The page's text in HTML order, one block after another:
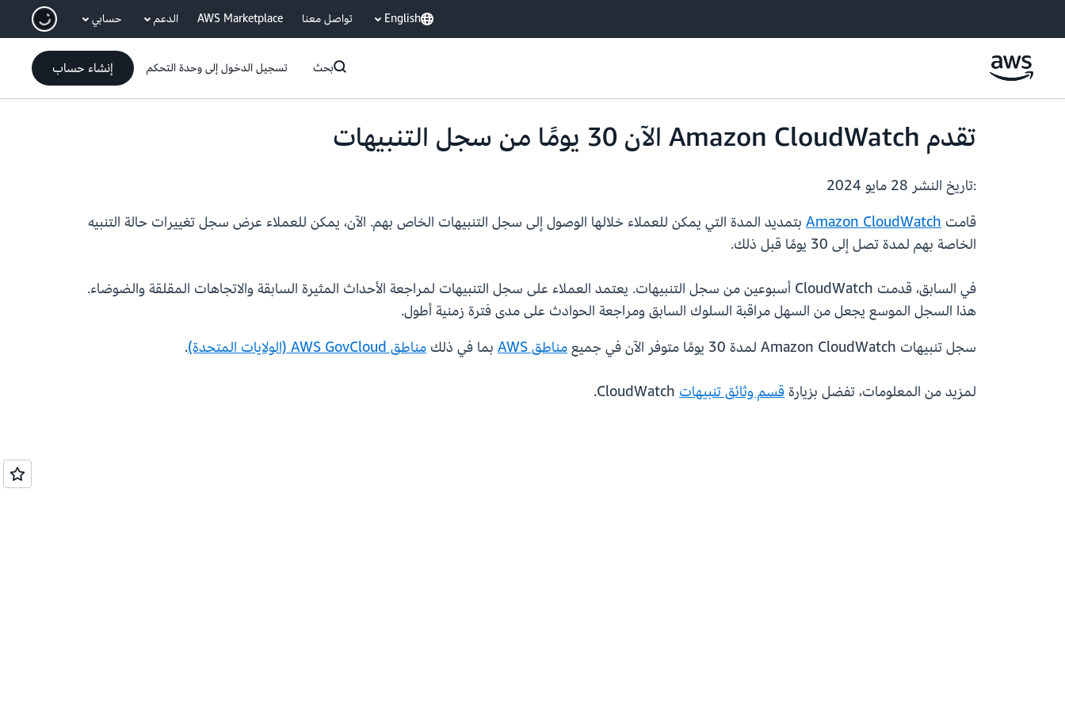
انتقل إلى المحتوى الرئيسي English تواصل معنا AWS Marketplace الدعم حسابي
بحث تسجيل الدخول إلى وحدة التحكم إنشاء حساب
تقدم Amazon CloudWatch الآن 30 يومًا من سجل التنبيهات
:تاريخ النشر
قامت Amazon CloudWatch بتمديد المدة التي يمكن للعملاء خلالها الوصول إلى سجل التنبيهات الخاص بهم. الآن، يمكن للعملاء عرض سجل تغييرات حالة التنبيه
الخاصة بهم لمدة تصل إلى 30 يومًا قبل ذلك.
في السابق، قدمت CloudWatch أسبوعين من سجل التنبيهات. يعتمد العملاء على سجل التنبيهات لمراجعة الأحداث المثيرة السابقة والاتجاهات المقلقة والضوضاء.
هذا السجل الموسع يجعل من السهل مراقبة السلوك السابق ومراجعة الحوادث على مدى فترة زمنية أطول.
سجل تنبيهات Amazon CloudWatch لمدة 30 يومًا متوفر الآن في جميع
مناطق AWS بما في ذلك مناطق AWS GovCloud (الولايات المتحدة) .
لمزيد من المعلومات، تفضل بزيارةقسم وثائق تنبيهات